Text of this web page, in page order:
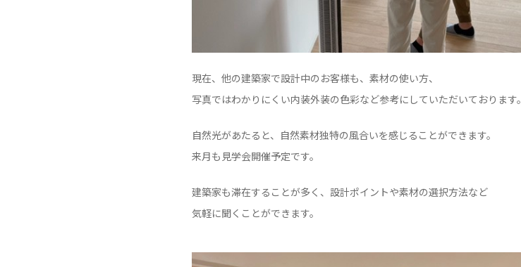
現在、他の建築家で設計中のお客様も、素材の使い方、
写真ではわかりにくい内装外装の色彩など参考にしていただいております。
自然光があたると、自然素材独特の風合いを感じることができます。
来月も見学会開催予定です。
建築家も滞在することが多く、設計ポイントや素材の選択方法など
気軽に聞くことができます。